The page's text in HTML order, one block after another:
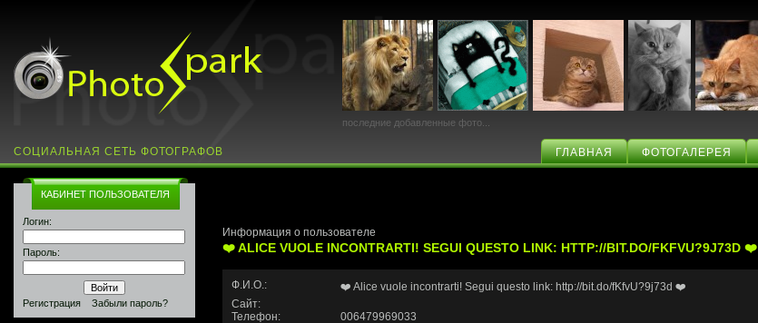
последние добавленные фото...
СОЦИАЛЬНАЯ СЕТЬ ФОТОГРАФОВ ФОТОГАЛЕРЕЯ
ГЛАВНАЯ
КАБИНЕТ ПОЛЬЗОВАТЕЛЯ
Логин:
Пароль:
Регистрация Забыли пароль?
Информация о пользователе
❤️ ALICE VUOLE INCONTRARTI! SEGUI QUESTO LINK: HTTP://BIT.DO/FKFVU?9J73D ❤️
Ф.И.О.:
❤️ Alice vuole incontrarti! Segui questo link: http://bit.do/fKfvU?9j73d ❤️
Сайт:
Телефон:
006479969033